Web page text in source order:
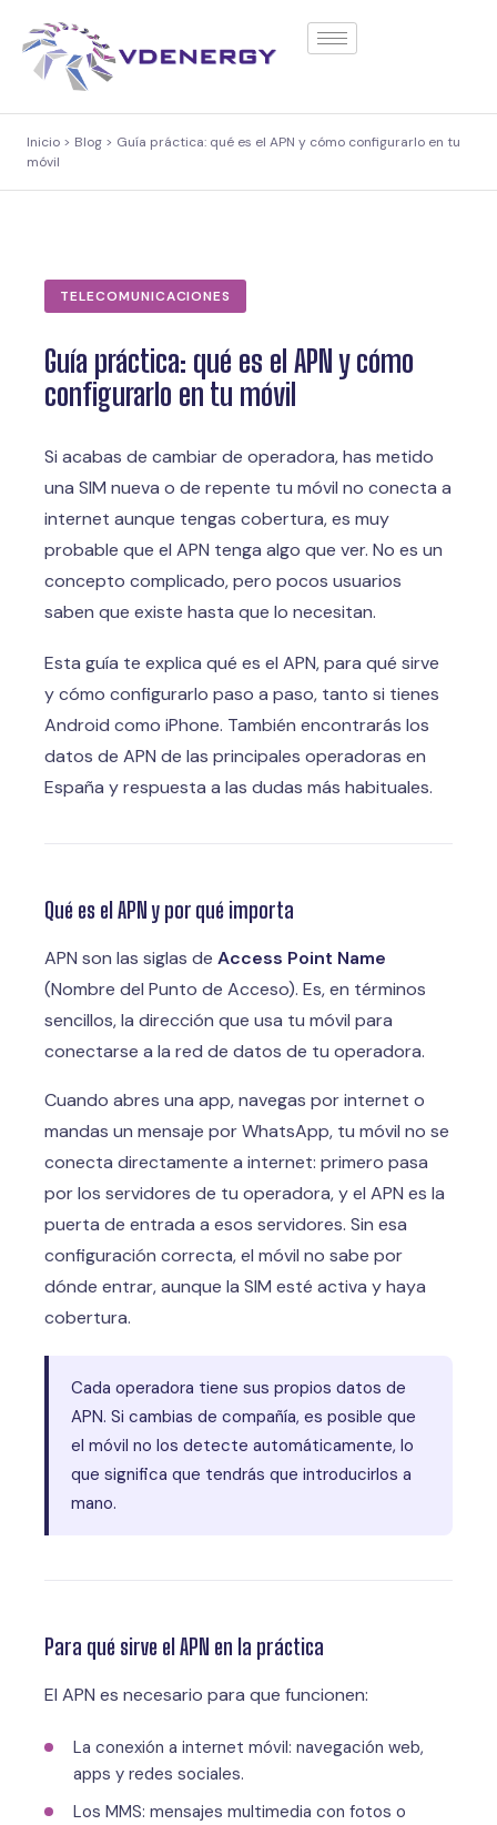
Inicio > Blog > Guía práctica: qué es el APN y cómo configurarlo en tu
móvil
TELECOMUNICACIONES
Guía práctica: qué es el APN y cómo
configurarlo en tu móvil
Si acabas de cambiar de operadora, has metido
una SIM nueva o de repente tu móvil no conecta a
internet aunque tengas cobertura, es muy
probable que el APN tenga algo que ver. No es un
concepto complicado, pero pocos usuarios
saben que existe hasta que lo necesitan.
Esta guía te explica qué es el APN, para qué sirve
y cómo configurarlo paso a paso, tanto si tienes
Android como iPhone. También encontrarás los
datos de APN de las principales operadoras en
España y respuesta a las dudas más habituales.
Qué es el APN y por qué importa
APN son las siglas de Access Point Name
(Nombre del Punto de Acceso). Es, en términos
sencillos, la dirección que usa tu móvil para
conectarse a la red de datos de tu operadora.
Cuando abres una app, navegas por internet o
mandas un mensaje por WhatsApp, tu móvil no se
conecta directamente a internet: primero pasa
por los servidores de tu operadora, y el APN es la
puerta de entrada a esos servidores. Sin esa
configuración correcta, el móvil no sabe por
dónde entrar, aunque la SIM esté activa y haya
cobertura.
Cada operadora tiene sus propios datos de
APN. Si cambias de compañía, es posible que
el móvil no los detecte automáticamente, lo
que significa que tendrás que introducirlos a
mano.
Para qué sirve el APN en la práctica
El APN es necesario para que funcionen:
La conexión a internet móvil: navegación web,
apps y redes sociales.
Los MMS: mensajes multimedia con fotos o